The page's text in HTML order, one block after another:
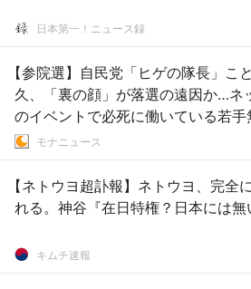
日本第一！ニュース録
【参院選】自民党「ヒゲの隊長」こ
久、「裏の顔」が落選の遠因か…ネ
のイベントで必死に働いている若手
て来賓席直行、自衛官やOBに見限
モナニュース
【ネトウヨ超訃報】ネトウヨ、完全
れる。神谷『在日特権？日本には無
キムチ速報